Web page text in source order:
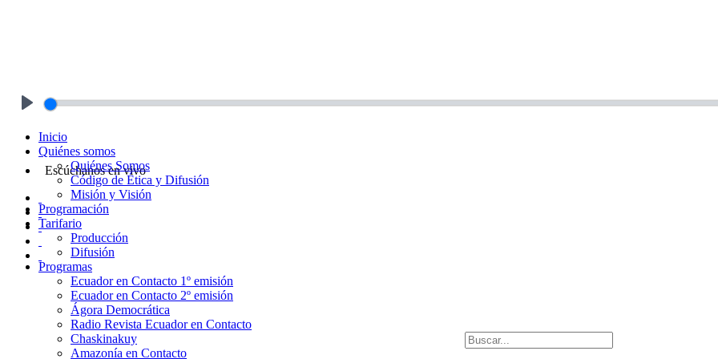
Escúchanos en vivo
Inicio
Quiénes somos
Quiénes Somos
Código de Ética y Difusión
Misión y Visión
Programación
Tarifario
Producción
Difusión
Programas
Ecuador en Contacto 1º emisión
Ecuador en Contacto 2º emisión
Ágora Democrática
Radio Revista Ecuador en Contacto
Chaskinakuy
Amazonía en Contacto